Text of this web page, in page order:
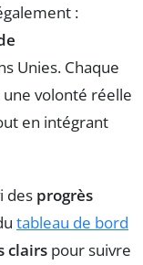
:
Unies. Chaque
volonté réelle
en intégrant
des progrès
tableau de bord
clairs pour suivre